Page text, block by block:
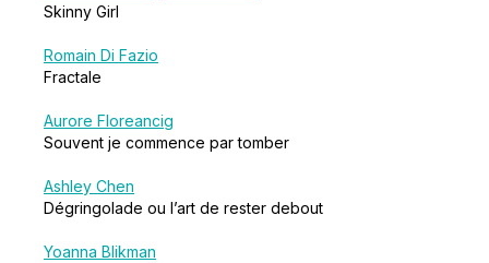
Skinny Girl
Romain Di Fazio
Fractale
Aurore Floreancig
Souvent je commence par tomber
Ashley Chen
Dégringolade ou l’art de rester debout
Yoanna Blikman